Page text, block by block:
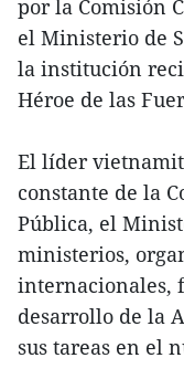
por la Comisión
el Ministerio de
la institución
Héroe de las
El líder
constante de la
Pública, el
ministerios,
internacionales,
desarrollo de la
sus tareas en el